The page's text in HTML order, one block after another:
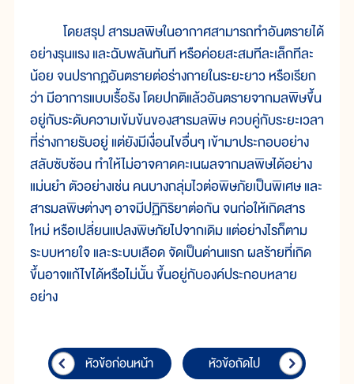
โดยสรุป สารมลพิษในอากาศสามารถทำอันตรายได้
อย่างรุนแรง และฉับพลันทันที หรือค่อยสะสมทีละเล็กทีละ
น้อย จนปรากฏอันตรายต่อร่างกายในระยะยาว หรือเรียก
ว่า มีอาการแบบเรื้อรัง โดยปกติแล้วอันตรายจากมลพิษขึ้น
อยู่กับระดับความเข้มข้นของสารมลพิษ ควบคู่กับระยะเวลา
ที่ร่างกายรับอยู่ แต่ยังมีเงื่อนไขอื่นๆ เข้ามาประกอบอย่าง
สลับซับซ้อน ทำให้ไม่อาจคาดคะเนผลจากมลพิษได้อย่าง
แม่นยำ ตัวอย่างเช่น คนบางกลุ่มไวต่อพิษภัยเป็นพิเศษ และ
สารมลพิษต่างๆ อาจมีปฏิกิริยาต่อกัน จนก่อให้เกิดสาร
ใหม่ หรือเปลี่ยนแปลงพิษภัยไปจากเดิม แต่อย่างไรก็ตาม
ระบบหายใจ และระบบเลือด จัดเป็นด่านแรก ผลร้ายที่เกิด
ขึ้นอาจแก้ไขได้หรือไม่นั้น ขึ้นอยู่กับองค์ประกอบหลาย
อย่าง
หัวข้อก่อนหน้า หัวข้อถัดไป